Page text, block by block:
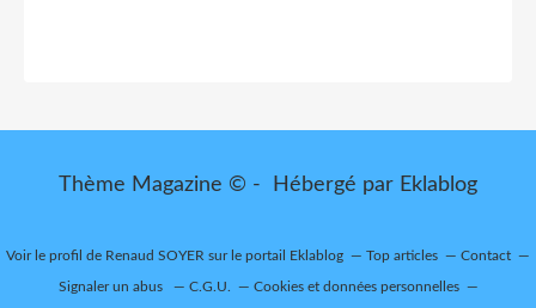
Thème Magazine © - Hébergé par Eklablog
Voir le profil de Renaud SOYER sur le portail Eklablog Top articles Contact
Signaler un abus C.G.U. Cookies et données personnelles